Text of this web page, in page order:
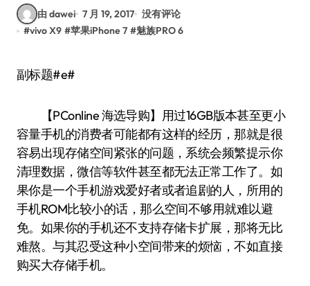
由 dawei 7 月 19, 2017 没有评论
#vivo X9 #苹果iPhone 7 #魅族PRO 6
副标题#e#
【PConline 海选导购】用过16GB版本甚至更小
容量手机的消费者可能都有这样的经历，那就是很
容易出现存储空间紧张的问题，系统会频繁提示你
清理数据，微信等软件甚至都无法正常工作了。如
果你是一个手机游戏爱好者或者追剧的人，所用的
手机ROM比较小的话，那么空间不够用就难以避
免。如果你的手机还不支持存储卡扩展，那将无比
难熬。与其忍受这种小空间带来的烦恼，不如直接
购买大存储手机。